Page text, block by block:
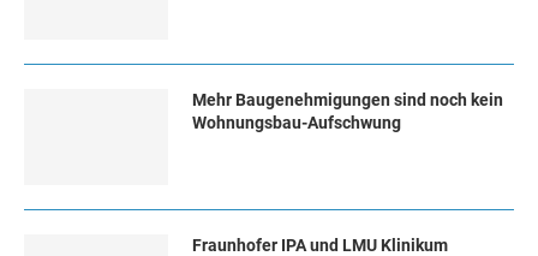
Mehr Baugenehmigungen sind noch kein
Wohnungsbau-Aufschwung
Fraunhofer IPA und LMU Klinikum